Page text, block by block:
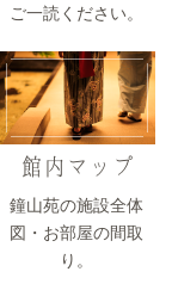
ご一読ください。
館内マップ
鐘山苑の施設全体
図・お部屋の間取
り。